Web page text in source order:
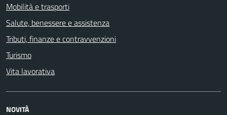
Mobilità e trasporti
Salute, benessere e assistenza
Tributi, finanze e contravvenzioni
Turismo
Vita lavorativa
NOVITÀ